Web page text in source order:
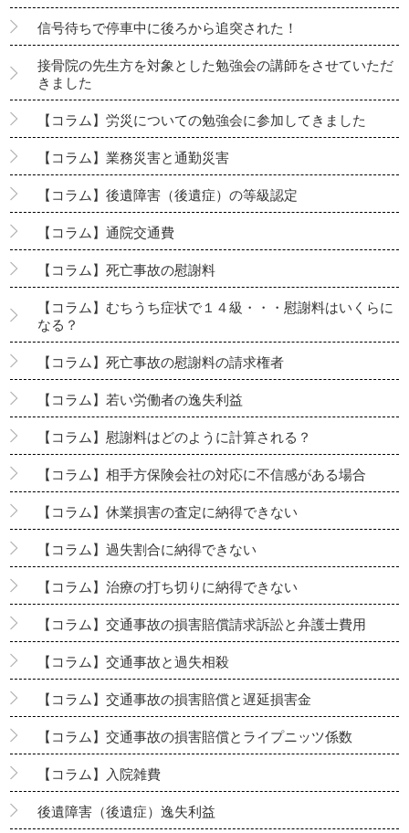
信号待ちで停車中に後ろから追突された！
接骨院の先生方を対象とした勉強会の講師をさせていただ
きました
【コラム】労災についての勉強会に参加してきました
【コラム】業務災害と通勤災害
【コラム】後遺障害（後遺症）の等級認定
【コラム】通院交通費
【コラム】死亡事故の慰謝料
【コラム】むちうち症状で１４級・・・慰謝料はいくらに
なる？
【コラム】死亡事故の慰謝料の請求権者
【コラム】若い労働者の逸失利益
【コラム】慰謝料はどのように計算される？
【コラム】相手方保険会社の対応に不信感がある場合
【コラム】休業損害の査定に納得できない
【コラム】過失割合に納得できない
【コラム】治療の打ち切りに納得できない
【コラム】交通事故の損害賠償請求訴訟と弁護士費用
【コラム】交通事故と過失相殺
【コラム】交通事故の損害賠償と遅延損害金
【コラム】交通事故の損害賠償とライプニッツ係数
【コラム】入院雑費
後遺障害（後遺症）逸失利益